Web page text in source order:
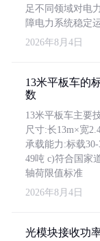
足不同领域对电
障电力系统稳定
2026年8月4日
13米平板车的
数
13米平板车主要
尺寸:长13m×宽
承载能力:标载
49吨 c)符合国家
轴荷限值标准
2026年8月4日
光模块接收功